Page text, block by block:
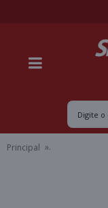
Principal